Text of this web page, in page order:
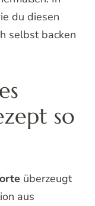
du diesen
selbst backen
so
überzeugt
aus